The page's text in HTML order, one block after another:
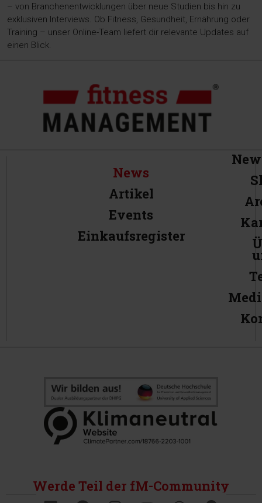
– von Branchenentwicklungen über neue Studien bis hin zu
exklusiven Interviews. Ob Fitness, Gesundheit, Ernährung oder
Training – unser Online-Team liefert dir relevante Updates auf
einen Blick.
News
Artikel
Events
Einkaufsregister
Werde Teil der fM-Community